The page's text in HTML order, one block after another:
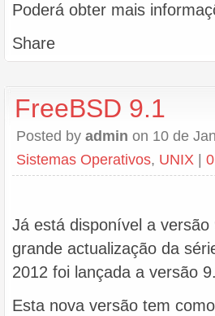
Poderá obter mais
Share
FreeBSD 9.1
Posted by admin on 10 de
Sistemas Operativos, UNIX |
Já está disponível a
grande actualização da
2012 foi lançada a versão
Esta nova versão tem